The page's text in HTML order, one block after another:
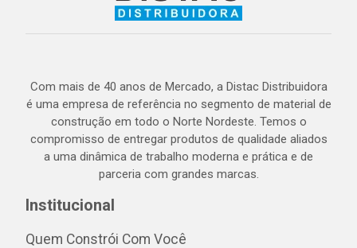
Com mais de 40 anos de Mercado, a Distac Distribuidora
é uma empresa de referência no segmento de material de
construção em todo o Norte Nordeste. Temos o
compromisso de entregar produtos de qualidade aliados
a uma dinâmica de trabalho moderna e prática e de
parceria com grandes marcas.
Institucional
Quem Constrói Com Você